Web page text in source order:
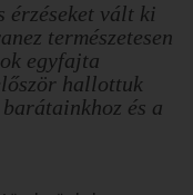
érzéseket vált ki
természetesen
egyfajta
hallottuk
és a